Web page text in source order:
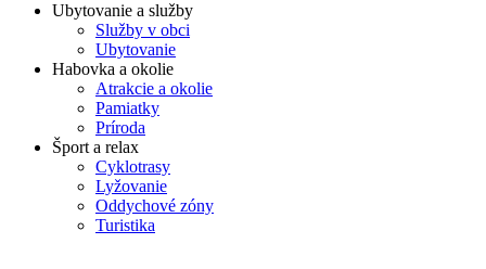
Ubytovanie a služby
Služby v obci
Ubytovanie
Habovka a okolie
Atrakcie a okolie
Pamiatky
Príroda
Šport a relax
Cyklotrasy
Lyžovanie
Oddychové zóny
Turistika